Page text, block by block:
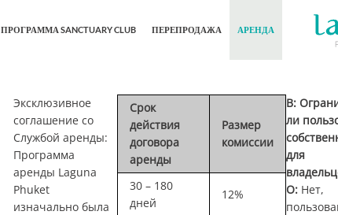
ПРОГРАММА SANCTUARY CLUB ПЕРЕПРОДАЖА АРЕНДА
Эксклюзивное
соглашение со
Службой аренды:
Программа
аренды Laguna
Phuket
изначально была
Срок
действия
договора
аренды
Размер
комиссии
30 – 180
дней
12%
В:
ли
для
О:Нет,